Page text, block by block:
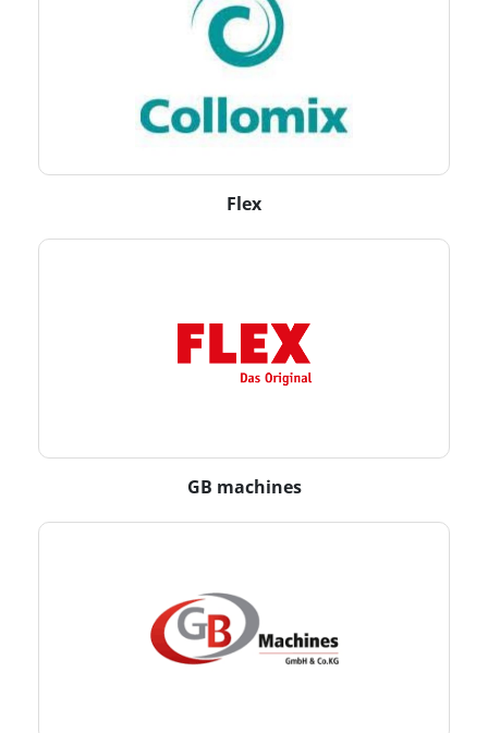
Flex
GB machines